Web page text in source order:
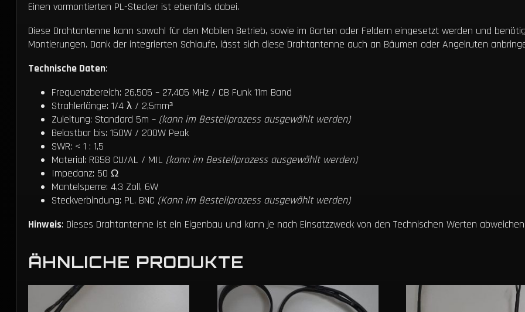
Einen vormontierten PL-Stecker ist ebenfalls dabei.
Diese Drahtantenne kann sowohl für den Mobilen Betrieb, sowie im Garten oder Feldern eingesetzt werden und
Montierungen. Dank der integrierten Schlaufe, lässt sich diese Drahtantenne auch an Bäumen oder Angelruten
Technische Daten:
Frequenzbereich: 26,505 – 27,405 MHz / CB Funk 11m Band
Strahlerlänge: 1/4 λ / 2,5mm³
Zuleitung: Standard 5m – (kann im Bestellprozess ausgewählt werden)
Belastbar bis: 150W / 200W Peak
SWR: < 1 : 1,5
Material: RG58 CU/AL / MIL (kann im Bestellprozess ausgewählt werden)
Impedanz: 50 Ω
Mantelsperre: 4,3 Zoll, 6W
Steckverbindung: PL, BNC (Kann im Bestellprozess ausgewählt werden)
Hinweis: Dieses Drahtantenne ist ein Eigenbau und kann je nach Einsatzzweck von den Technischen Werten
ÄHNLICHE PRODUKTE